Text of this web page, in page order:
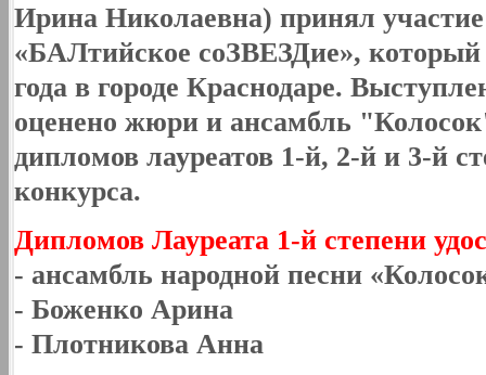
Ирина Николаевна) принял
«БАЛтийское соЗВЕЗДие», который
года в городе Краснодаре.
оценено жюри и ансамбль
дипломов лауреатов 1-й, 2-й и 3-й
конкурса.
Дипломов Лауреата 1-й степени
- ансамбль народной песни
- Боженко Арина
- Плотникова Анна